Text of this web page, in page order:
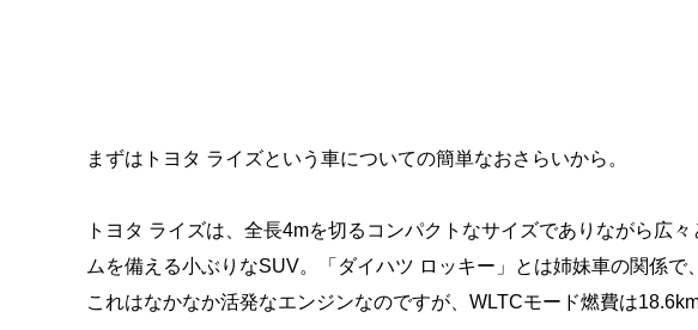
まずはトヨタ ライズという車についての簡単なおさらいから。
トヨタ ライズは、全長4mを切るコンパクトなサイズでありながら広
ムを備える小ぶりなSUV。「ダイハツ ロッキー」とは姉妹車の関係で
これはなかなか活発なエンジンなのですが、WLTCモード燃費は